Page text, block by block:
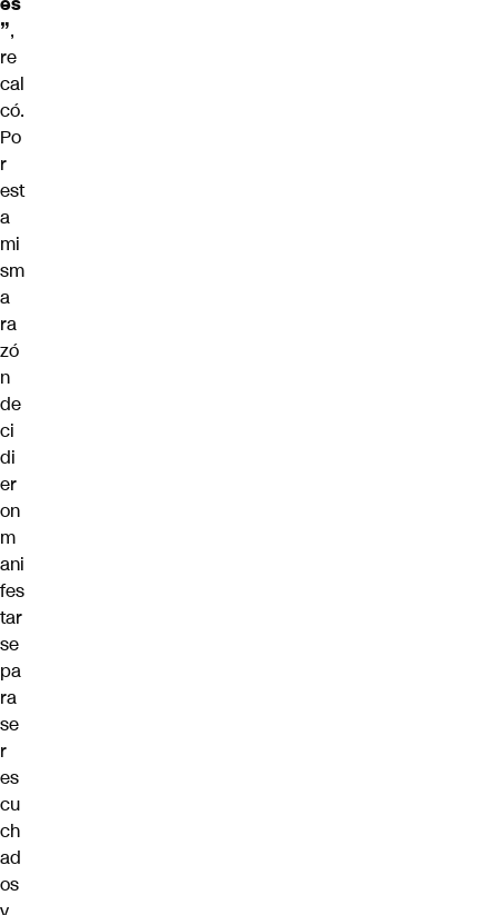
”,
re
cal
có.
Po
r
est
a
mi
sm
a
ra
zó
n
de
ci
di
er
on
m
ani
fes
tar
se
pa
ra
se
r
es
cu
ch
ad
os